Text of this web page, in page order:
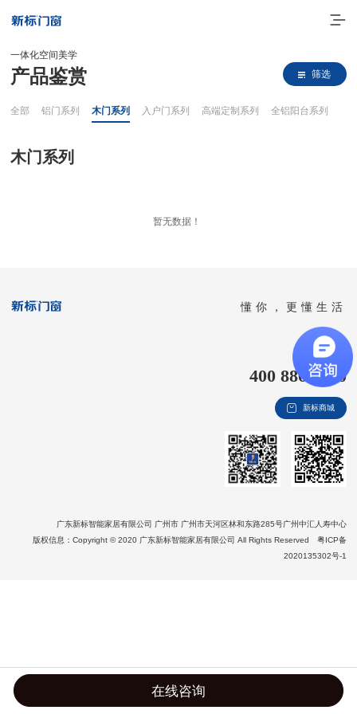
门窗实力派
一体化空间美学
产品鉴赏 筛选
全部 铝门系列 木门系列 入户门系列 高端定制系列 全铝阳台系列
木门系列
暂无数据！
懂你，更懂生活
全国客服热线
400 8866 020
新标商城
广东新标智能家居有限公司 广州市 广州市天河区林和东路285号广州中汇人寿中心
版权信息：Copyright © 2020 广东新标智能家居有限公司 All Rights Reserved 粤ICP备
2020135302号-1
在线咨询